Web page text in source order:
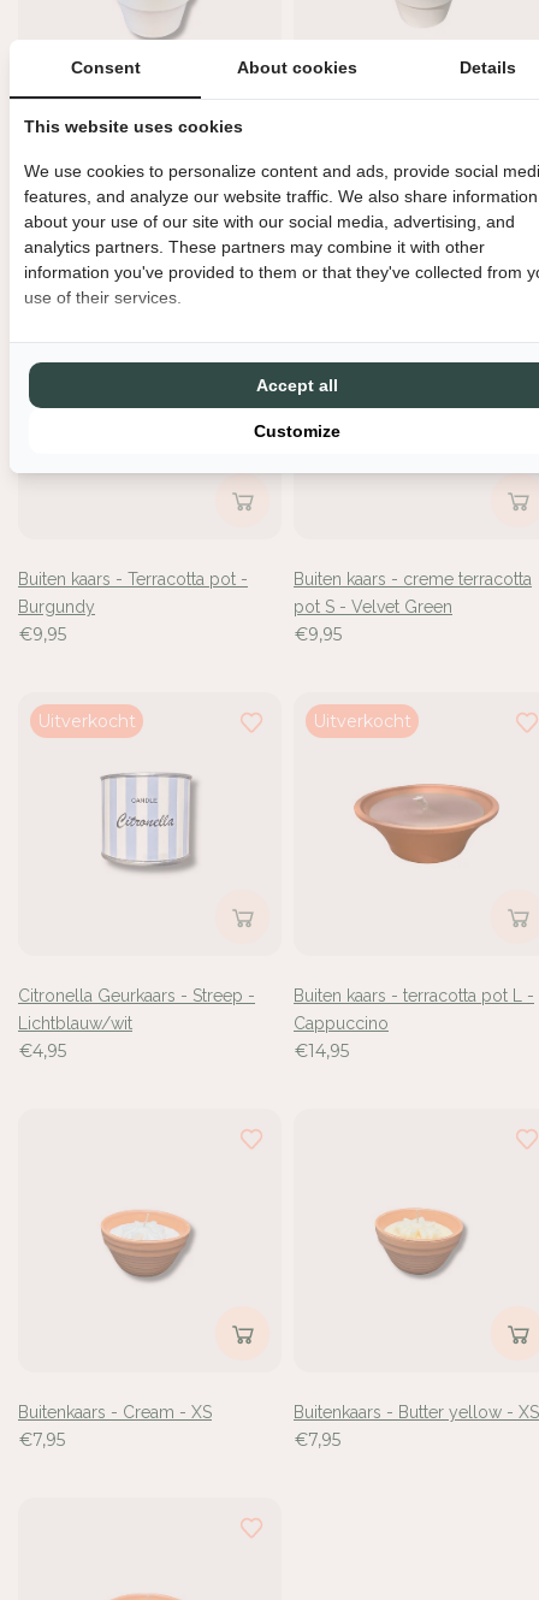
Buiten kaars - creme terracotta
pot S - Oranje
€9,95
Buiten kaars - creme terracotta
pot S - Cappuccino
€9,95
Uitverkocht
Buiten kaars - Terracotta pot -
Burgundy
€9,95
Buiten kaars - creme terracotta
pot S - Velvet Green
€9,95
Uitverkocht
Citronella Geurkaars - Streep -
Lichtblauw/wit
€4,95
Uitverkocht
Buiten kaars - terracotta pot L -
Cappuccino
€14,95
Buitenkaars - Cream - XS
€7,95
Buitenkaars - Butter yellow - XS
€7,95
Inloggen vereist
Meld u aan bij uw account om producten aan uw
toe te voegen en uw eerder opgeslagen artikelen te
Consent About cookies Details
This website uses cookies
We use cookies to personalize content and ads, provide social
features, and analyze our website traffic. We also share information
about your use of our site with our social media, advertising, and
analytics partners. These partners may combine it with other
information you've provided to them or that they've collected from
use of their services.
Customize
Accept all